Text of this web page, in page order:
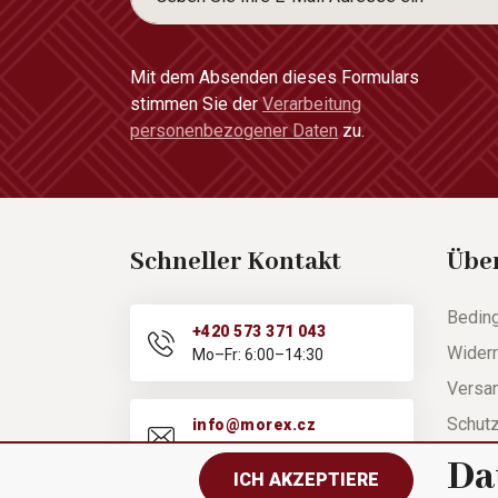
Mit dem Absenden dieses Formulars
stimmen Sie der Verarbeitung
personenbezogener Daten zu.
Schneller Kontakt
+420 573 371 043
Mo–Fr: 6:00–14:30
info@morex.cz
Mo–Fr: 6:00–14:30
Hilfe
ICH AKZEPTIERE